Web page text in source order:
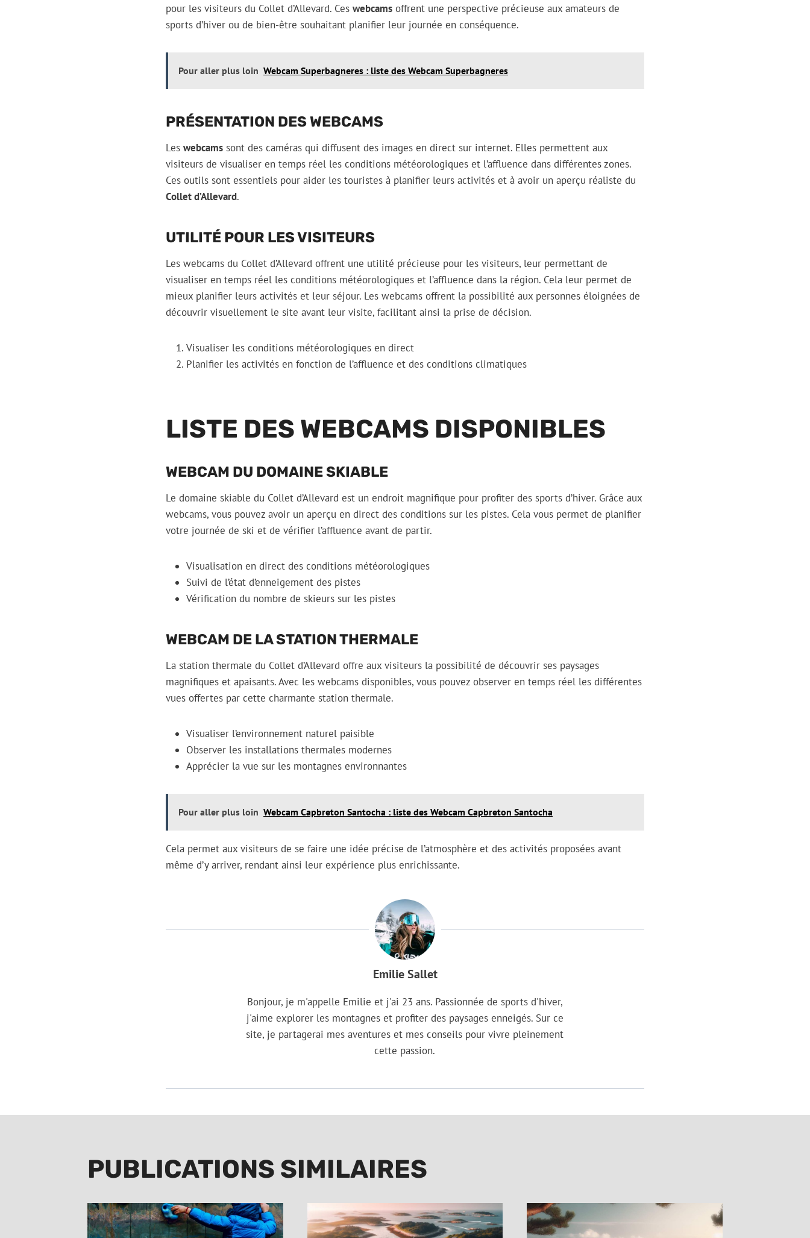
pour les visiteurs du Collet d’Allevard. Ces webcams offrent une perspective précieuse aux amateurs de
sports d’hiver ou de bien-être souhaitant planifier leur journée en conséquence.
Pour aller plus loin Webcam Superbagneres : liste des Webcam Superbagneres
PRÉSENTATION DES WEBCAMS
Les webcams sont des caméras qui diffusent des images en direct sur internet. Elles permettent aux
visiteurs de visualiser en temps réel les conditions météorologiques et l’affluence dans différentes zones.
Ces outils sont essentiels pour aider les touristes à planifier leurs activités et à avoir un aperçu réaliste du
Collet d’Allevard.
UTILITÉ POUR LES VISITEURS
Les webcams du Collet d’Allevard offrent une utilité précieuse pour les visiteurs, leur permettant de
visualiser en temps réel les conditions météorologiques et l’affluence dans la région. Cela leur permet de
mieux planifier leurs activités et leur séjour. Les webcams offrent la possibilité aux personnes éloignées de
découvrir visuellement le site avant leur visite, facilitant ainsi la prise de décision.
Visualiser les conditions météorologiques en direct
Planifier les activités en fonction de l’affluence et des conditions climatiques
LISTE DES WEBCAMS DISPONIBLES
WEBCAM DU DOMAINE SKIABLE
Le domaine skiable du Collet d’Allevard est un endroit magnifique pour profiter des sports d’hiver. Grâce aux
webcams, vous pouvez avoir un aperçu en direct des conditions sur les pistes. Cela vous permet de planifier
votre journée de ski et de vérifier l’affluence avant de partir.
Visualisation en direct des conditions météorologiques
Suivi de l’état d’enneigement des pistes
Vérification du nombre de skieurs sur les pistes
WEBCAM DE LA STATION THERMALE
La station thermale du Collet d’Allevard offre aux visiteurs la possibilité de découvrir ses paysages
magnifiques et apaisants. Avec les webcams disponibles, vous pouvez observer en temps réel les différentes
vues offertes par cette charmante station thermale.
Visualiser l’environnement naturel paisible
Observer les installations thermales modernes
Apprécier la vue sur les montagnes environnantes
Pour aller plus loin Webcam Capbreton Santocha : liste des Webcam Capbreton Santocha
Cela permet aux visiteurs de se faire une idée précise de l’atmosphère et des activités proposées avant
même d’y arriver, rendant ainsi leur expérience plus enrichissante.
Emilie Sallet
Bonjour, je m'appelle Emilie et j'ai 23 ans. Passionnée de sports d'hiver,
j'aime explorer les montagnes et profiter des paysages enneigés. Sur ce
site, je partagerai mes aventures et mes conseils pour vivre pleinement
cette passion.
PUBLICATIONS SIMILAIRES